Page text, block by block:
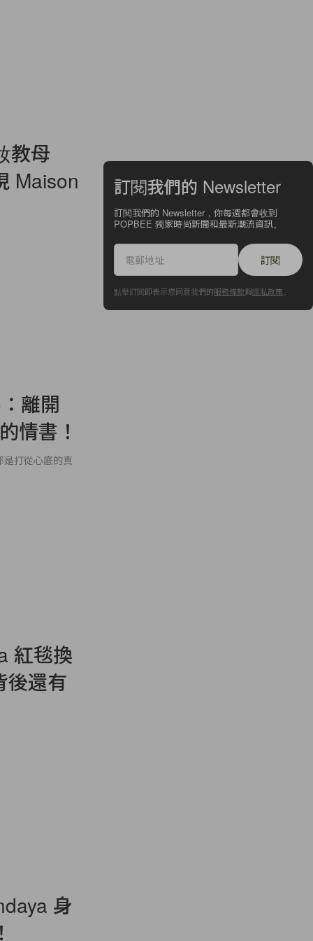
教母
Maison
離開
情書！
打從心底的真
訂閱我們的 Newsletter
訂閱我們的 Newsletter，你每週都會收到
POPBEE 獨家時尚新聞和最新潮流資訊。
訂閱
點擊訂閱即表示您同意我們的服務條款與隱私政策
紅毯換
後還有
身